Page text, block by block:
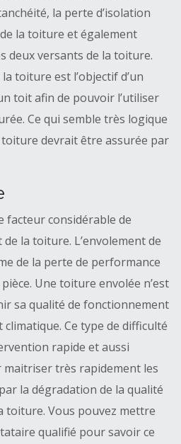
la perte d’isolation
la toiture et également
deux versants de la toiture.
toiture est l’objectif d’un
toit afin de pouvoir l’utiliser
Ce qui semble très logique
devrait être assurée par
considérable de
la toiture. L’envolement de
de la perte de performance
Une toiture envolée n’est
sa qualité de fonctionnement
Ce type de difficulté
rapide et aussi
très rapidement les
la dégradation de la qualité
toiture. Vous pouvez mettre
qualifié pour savoir ce